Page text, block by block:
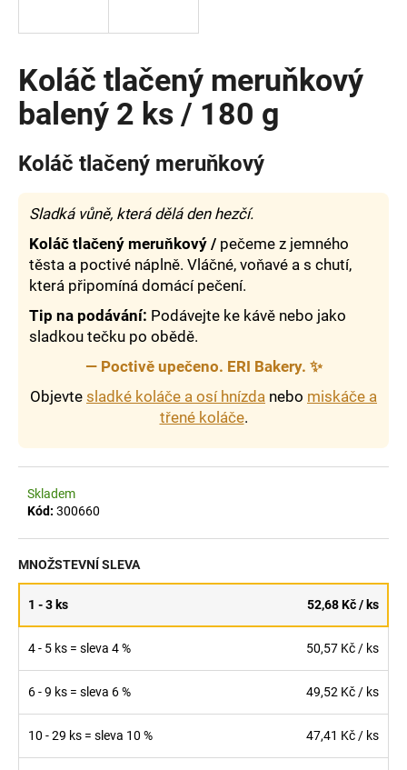
Koláč tlačený meruňkový
balený 2 ks / 180 g
Koláč tlačený meruňkový
Sladká vůně, která dělá den hezčí.
Koláč tlačený meruňkový / pečeme z jemného
těsta a poctivé náplně. Vláčné, voňavé a s chutí,
která připomíná domácí pečení.
Tip na podávání: Podávejte ke kávě nebo jako
sladkou tečku po obědě.
— Poctivě upečeno. ERI Bakery. ✨
Objevte sladké koláče a osí hnízda nebo miskáče a
třené koláče.
Skladem
Kód: 300660
MNOŽSTEVNÍ SLEVA
1 - 3 ks 52,68 Kč/ ks
4 - 5 ks = sleva 4 % 50,57 Kč / ks
6 - 9 ks = sleva 6 % 49,52 Kč / ks
10 - 29 ks = sleva 10 % 47,41 Kč / ks
í
t
?
HLEDAT
j
e
m
e
GRISSINI
ROLOVANÉ
90
G
25,80